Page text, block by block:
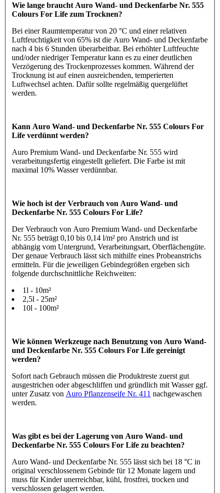
Wie lange braucht Auro Wand- und Deckenfarbe Nr. 555
Colours For Life zum Trocknen?
Bei einer Raumtemperatur von 20 °C und einer relativen
Luftfeuchtigkeit von 65% ist die Auro Wand- und Deckenfarbe
nach 4 bis 6 Stunden überarbeitbar. Bei erhöhter Luftfeuchte
und/oder niedriger Temperatur kann es zu einer deutlichen
Verzögerung des Trockenprozesses kommen. Während der
Trocknung ist auf einen ausreichenden, temperierten
Luftwechsel achten. Dafür sollte regelmäßig quergelüftet
werden.
Kann Auro Wand- und Deckenfarbe Nr. 555 Colours For
Life verdünnt werden?
Auro Premium Wand- und Deckenfarbe Nr. 555 wird
verarbeitungsfertig eingestellt geliefert. Die Farbe ist mit
maximal 10% Wasser verdünnbar.
Wie hoch ist der Verbrauch von Auro Wand- und
Deckenfarbe Nr. 555 Colours For Life?
Der Verbrauch von Auro Premium Wand- und Deckenfarbe
Nr. 555 beträgt 0,10 bis 0,14 l/m² pro Anstrich und ist
abhängig vom Untergrund, Verarbeitungsart, Oberflächengüte.
Der genaue Verbrauch lässt sich mithilfe eines Probeanstrichs
ermitteln. Für die jeweiligen Gebindegrößen ergeben sich
folgende durchschnittliche Reichweiten:
1l - 10m²
2,5l - 25m²
10l - 100m²
Wie können Werkzeuge nach Benutzung von Auro Wand-
und Deckenfarbe Nr. 555 Colours For Life gereinigt
werden?
Sofort nach Gebrauch müssen die Produktreste zuerst gut
ausgestrichen oder abgeschliffen und gründlich mit Wasser ggf.
unter Zusatz von Auro Pflanzenseife Nr. 411 nachgewaschen
werden.
Was gibt es bei der Lagerung von Auro Wand- und
Deckenfarbe Nr. 555 Colours For Life zu beachten?
Auro Wand- und Deckenfarbe Nr. 555 lässt sich bei 18 °C in
original verschlossenem Gebinde für 12 Monate lagern und
muss für Kinder unerreichbar, kühl, frostfrei, trocken und
verschlossen gelagert werden.